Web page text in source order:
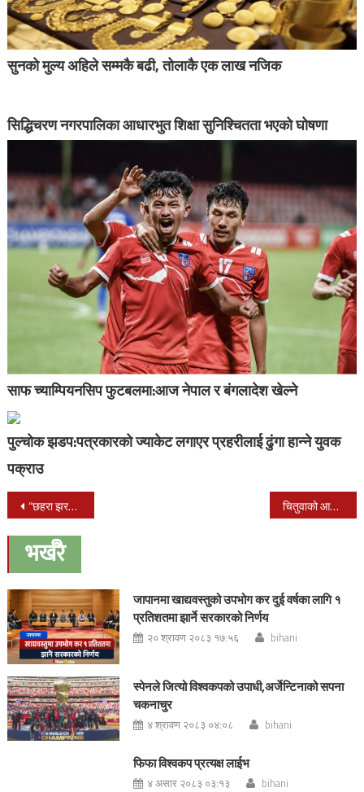
सुनको मुल्य अहिले सम्मकै बढी, तोलाकै एक लाख नजिक
सिद्धिचरण नगरपालिका आधारभुत शिक्षा सुनिश्चितता भएको घोषणा
साफ च्याम्पियनसिप फुटबलमा:आज नेपाल र बंगलादेश खेल्ने
पुल्चोक झडप:पत्रकारको ज्याकेट लगाएर प्रहरीलाई ढुंगा हान्ने युवक
पक्राउ
Post
navigation
“छहरा झरनाको” परिवर्तन चितुवाको आक्रमणबाट दुईजनाको मृत्यु, चितुवा पनि मारियो
भर्खरै
जापानमा खाद्यवस्तुको उपभोग कर दुई वर्षका लागि १
प्रतिशतमा झार्ने सरकारको निर्णय
२० श्रावण २०८३ १७:५६ bihani
स्पेनले जित्यो विश्वकपको उपाधी,अर्जेन्टिनाको सपना
चकनाचुर
४ श्रावण २०८३ ०४:०८ bihani
फिफा विश्वकप प्रत्यक्ष लाईभ
४ असार २०८३ ०३:१३ bihani